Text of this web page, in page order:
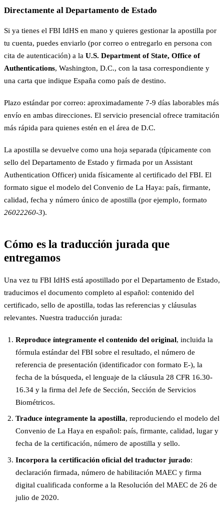
Directamente al Departamento de Estado
Si ya tienes el FBI IdHS en mano y quieres gestionar la apostilla por
tu cuenta, puedes enviarlo (por correo o entregarlo en persona con
cita de autenticación) a la U.S. Department of State, Office of
Authentications, Washington, D.C., con la tasa correspondiente y
una carta que indique España como país de destino.
Plazo estándar por correo: aproximadamente 7-9 días laborables más
envío en ambas direcciones. El servicio presencial ofrece tramitación
más rápida para quienes estén en el área de D.C.
La apostilla se devuelve como una hoja separada (típicamente con
sello del Departamento de Estado y firmada por un Assistant
Authentication Officer) unida físicamente al certificado del FBI. El
formato sigue el modelo del Convenio de La Haya: país, firmante,
calidad, fecha y número único de apostilla (por ejemplo, formato
26022260-3).
Cómo es la traducción jurada que
entregamos
Una vez tu FBI IdHS está apostillado por el Departamento de Estado,
traducimos el documento completo al español: contenido del
certificado, sello de apostilla, todas las referencias y cláusulas
relevantes. Nuestra traducción jurada:
Reproduce íntegramente el contenido del original, incluida la
fórmula estándar del FBI sobre el resultado, el número de
referencia de presentación (identificador con formato E-), la
fecha de la búsqueda, el lenguaje de la cláusula 28 CFR 16.30-
16.34 y la firma del Jefe de Sección, Sección de Servicios
Biométricos.
Traduce íntegramente la apostilla, reproduciendo el modelo del
Convenio de La Haya en español: país, firmante, calidad, lugar y
fecha de la certificación, número de apostilla y sello.
Incorpora la certificación oficial del traductor jurado:
declaración firmada, número de habilitación MAEC y firma
digital cualificada conforme a la Resolución del MAEC de 26 de
julio de 2020.